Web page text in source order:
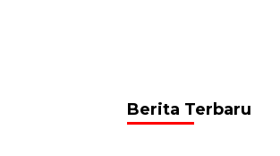
Berita Terbaru